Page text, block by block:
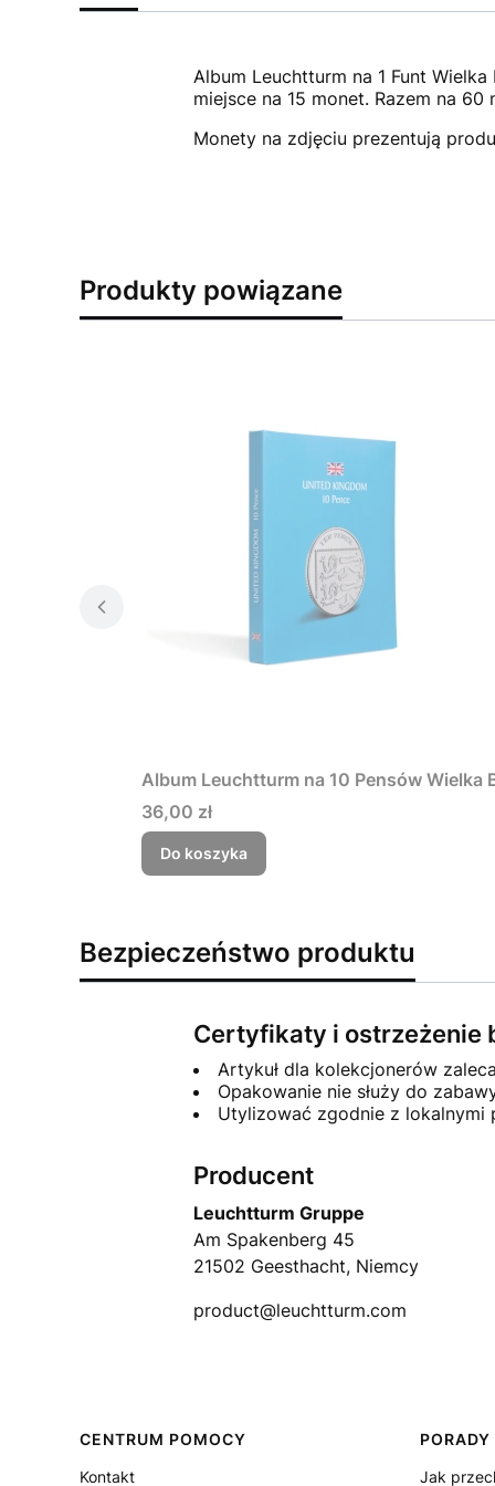
Album Leuchtturm na 1 Funt
miejsce na 15 monet. Razem na
Monety na zdjęciu prezentują
Produkty powiązane
Album Leuchtturm na 10 Pensów Wielka
Cena
36,00 zł
Do koszyka
Bezpieczeństwo produktu
Certyfikaty i ostrzeżenie
Artykuł dla kolekcjonerów
Opakowanie nie służy do
Utylizować zgodnie z lokalnymi
Producent
Leuchtturm Gruppe
Am Spakenberg 45
21502 Geesthacht, Niemcy
product@leuchtturm.com
Linki w stopce
CENTRUM POMOCY
Kontakt
Jak